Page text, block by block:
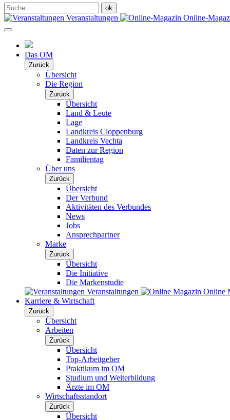
Veranstaltungen Online-
Das OM
Zurück
Übersicht
Die Region
Zurück
Übersicht
Land & Leute
Lage
Landkreis Cloppenburg
Landkreis Vechta
Daten zur Region
Familientag
Über uns
Zurück
Übersicht
Der Verbund
Aktivitäten des Verbundes
News
Jobs
Ansprechpartner
Marke
Zurück
Übersicht
Die Initiative
Die Markenstudie
Veranstaltungen
Online
Karriere & Wirtschaft
Zurück
Übersicht
Arbeiten
Zurück
Übersicht
Top-Arbeitgeber
Praktikum im OM
Studium und Weiterbildung
Ärzte im OM
Wirtschaftsstandort
Zurück
Übersicht